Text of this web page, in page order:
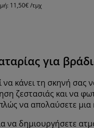
11,50€ /τμχ
για
κάνει τη σκηνή σας
ζεστασιάς και να
να απολαύσετε
να δημιουργήσετε